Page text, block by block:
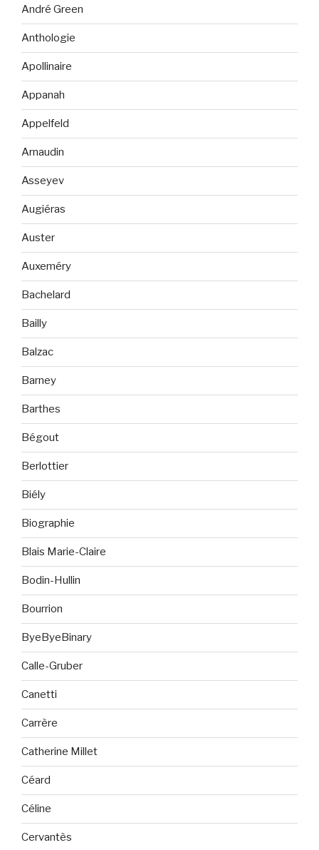
André Green
Anthologie
Apollinaire
Appanah
Appelfeld
Arnaudin
Asseyev
Augiéras
Auster
Auxeméry
Bachelard
Bailly
Balzac
Barney
Barthes
Bégout
Berlottier
Biély
Biographie
Blais Marie-Claire
Bodin-Hullin
Bourrion
ByeByeBinary
Calle-Gruber
Canetti
Carrère
Catherine Millet
Céard
Céline
Cervantès